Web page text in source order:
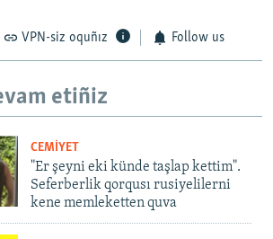
VPN-siz oquñız Follow us
etiñiz
CEMİYET
"Er şeyni eki künde taşlap kettim".
Seferberlik qorqusı rusiyelilerni
kene memleketten quva